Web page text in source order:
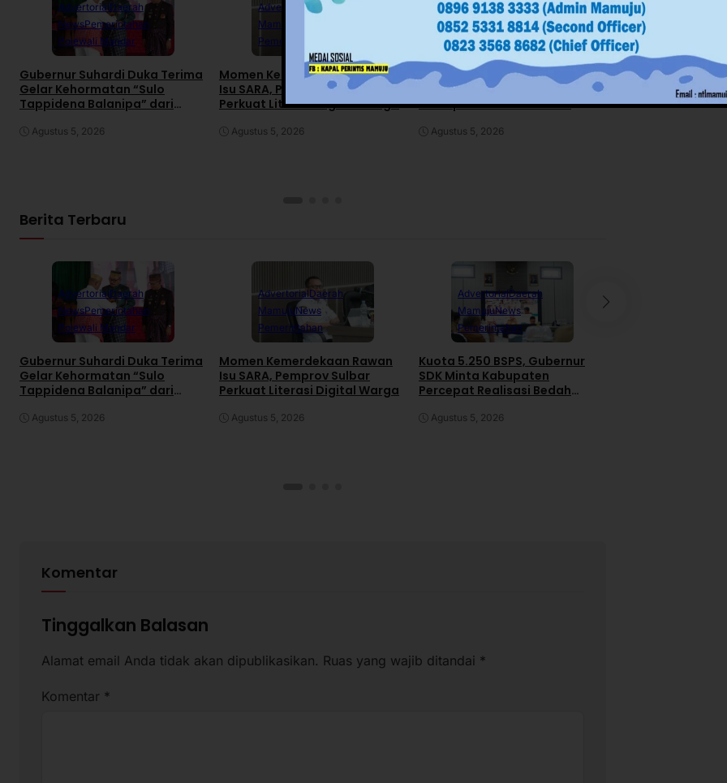
AdvertorialDaerah
NewsPemerintahan
Polewali Mandar
Gubernur Suhardi Duka Terima
Gelar Kehormatan “Sulo
Tappidena Balanipa” dari
Agustus 5, 2026
Advertorial Daerah
Mamuju
Pemerintahan
Momen Kemerdekaan Rawan
Isu SARA, Pemprov Sulbar
Perkuat Literasi Digital Warga
Agustus 5, 2026
AdvertorialDaerah
MamujuNews
Pemerintahan
Kuota 5.250 BSPS, Gubernur
SDK Minta Kabupaten
Percepat Realisasi Bedah
Agustus 5, 2026
RDP IJS dan PT
Gas di DPRD
Pengacara Kabur
Rapat
Berita Terbaru
AdvertorialDaerah
NewsPemerintahan
Polewali Mandar
Gubernur Suhardi Duka Terima
Gelar Kehormatan “Sulo
Tappidena Balanipa” dari
Agustus 5, 2026
AdvertorialDaerah
MamujuNews
Pemerintahan
Momen Kemerdekaan Rawan
Isu SARA, Pemprov Sulbar
Perkuat Literasi Digital Warga
Agustus 5, 2026
AdvertorialDaerah
MamujuNews
Pemerintahan
Kuota 5.250 BSPS, Gubernur
SDK Minta Kabupaten
Percepat Realisasi Bedah
Agustus 5, 2026
Komentar
Tinggalkan Balasan
Alamat email Anda tidak akan dipublikasikan. Ruas yang wajib ditandai *
Komentar *